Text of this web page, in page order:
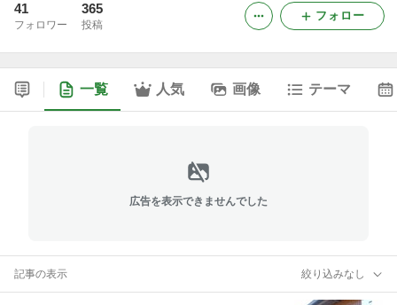
41
フォロワー
365
投稿
フォロー
一覧 人気 画像 テーマ
広告を表示できませんでした
記事の表示 絞り込みなし